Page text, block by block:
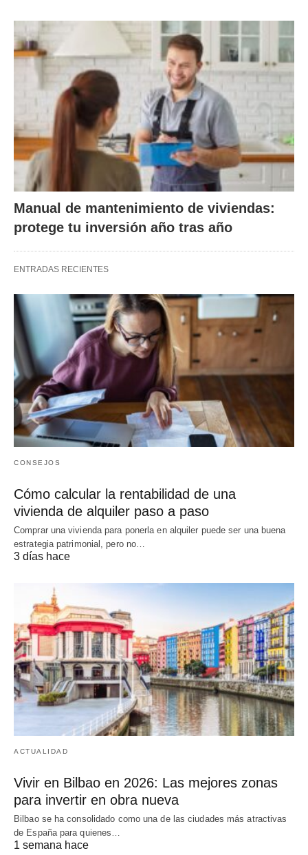
Manual de mantenimiento de viviendas:
protege tu inversión año tras año
ENTRADAS RECIENTES
CONSEJOS
Cómo calcular la rentabilidad de una
vivienda de alquiler paso a paso
Comprar una vivienda para ponerla en alquiler puede ser una buena
estrategia patrimonial, pero no…
3 días hace
ACTUALIDAD
Vivir en Bilbao en 2026: Las mejores zonas
para invertir en obra nueva
Bilbao se ha consolidado como una de las ciudades más atractivas
de España para quienes…
1 semana hace